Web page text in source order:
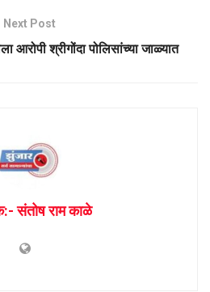
Next Post
आरोपी श्रीगोंदा पोलिसांच्या जाळ्यात
संतोष राम काळे